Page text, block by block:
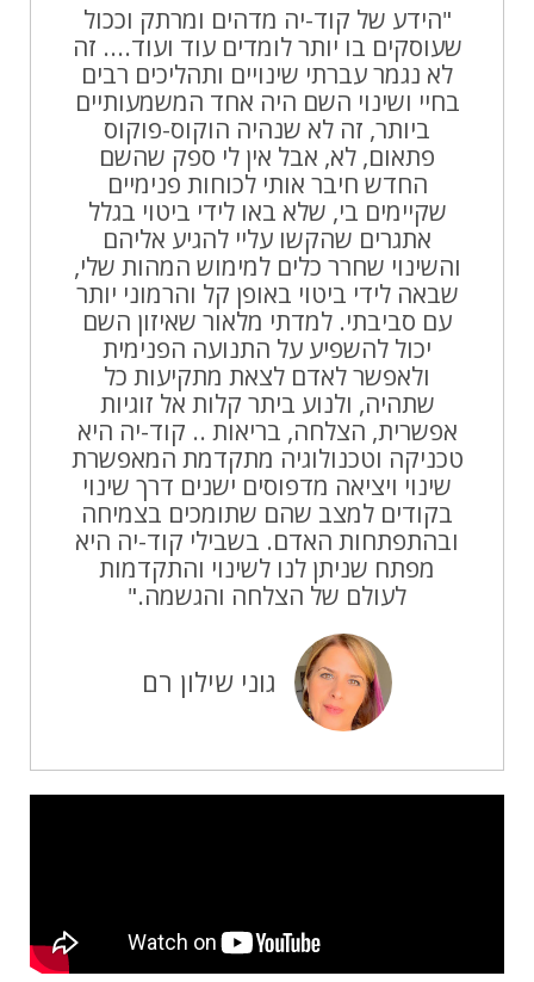
"הידע של קוד-יה מדהים ומרתק וככול
שעוסקים בו יותר לומדים עוד ועוד.... זה
לא נגמר עברתי שינויים ותהליכים רבים
בחיי ושינוי השם היה אחד המשמעותיים
ביותר, זה לא שנהיה הוקוס-פוקוס
פתאום, לא, אבל אין לי ספק שהשם
החדש חיבר אותי לכוחות פנימיים
שקיימים בי, שלא באו לידי ביטוי בגלל
אתגרים שהקשו עליי להגיע אליהם
והשינוי שחרר כלים למימוש המהות שלי,
שבאה לידי ביטוי באופן קל והרמוני יותר
עם סביבתי. למדתי מלאור שאיזון השם
יכול להשפיע על התנועה הפנימית
ולאפשר לאדם לצאת מתקיעות כל
שתהיה, ולנוע ביתר קלות אל זוגיות
אפשרית, הצלחה, בריאות .. קוד-יה היא
טכניקה וטכנולוגיה מתקדמת המאפשרת
שינוי ויציאה מדפוסים ישנים דרך שינוי
בקודים למצב שהם שתומכים בצמיחה
ובהתפתחות האדם. בשבילי קוד-יה היא
מפתח שניתן לנו לשינוי והתקדמות
לעולם של הצלחה והגשמה."
גוני שילון רם